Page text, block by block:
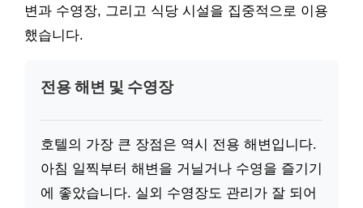
변과 수영장, 그리고 식당 시설을 집중적으로 이용
했습니다.
전용 해변 및 수영장
호텔의 가장 큰 장점은 역시 전용 해변입니다.
아침 일찍부터 해변을 거닐거나 수영을 즐기기
에 좋았습니다. 실외 수영장도 관리가 잘 되어